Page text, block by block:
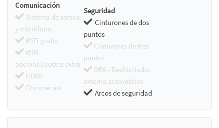
Comunicación
Sistema de sonido
y micrófono
WiFi gratis
WIFI
opcional/costes extra
HDMI
Chromecast
Seguridad
Cinturones de dos
puntos
Cinturones de tres
puntos
DEA - Desfibrilador
externo automático
Arcos de seguridad